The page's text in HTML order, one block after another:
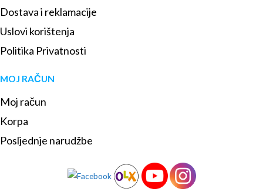
Dostava i reklamacije
Uslovi korištenja
Politika Privatnosti
MOJ RAČUN
Moj račun
Korpa
Posljednje narudžbe